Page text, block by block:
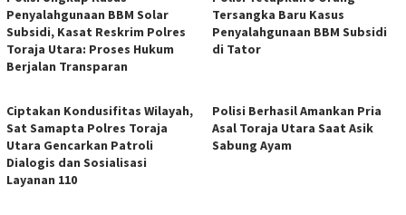
Penyalahgunaan BBM Solar
Subsidi, Kasat Reskrim Polres
Toraja Utara: Proses Hukum
Berjalan Transparan
Tersangka Baru Kasus
Penyalahgunaan BBM Subsidi
di Tator
Ciptakan Kondusifitas Wilayah,
Sat Samapta Polres Toraja
Utara Gencarkan Patroli
Dialogis dan Sosialisasi
Layanan 110
Polisi Berhasil Amankan Pria
Asal Toraja Utara Saat Asik
Sabung Ayam